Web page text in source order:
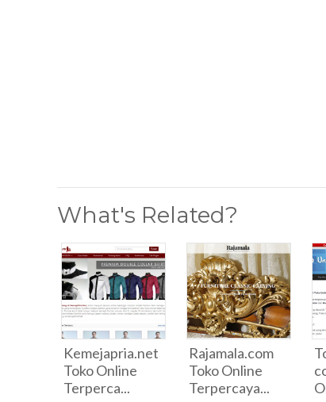
What's Related?
Kemejapria.net
Toko Online
Terperca...
Rajamala.com
Toko Online
Terpercaya...